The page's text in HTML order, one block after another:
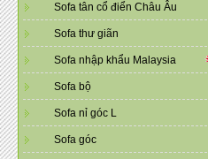
Sofa tân cổ điển Châu Âu
Sofa thư giãn
Sofa nhập khẩu Malaysia
Sofa bộ
Sofa nỉ góc L
Sofa góc